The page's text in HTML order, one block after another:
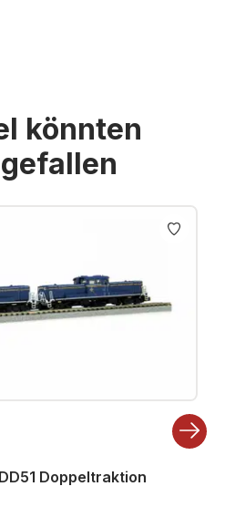
könnten
Doppeltraktion